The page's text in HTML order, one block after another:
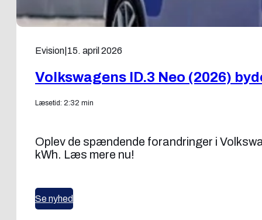
Evision 15. april 2026
Volkswagens ID.3 Neo (2026)
Læsetid: 2:32 min
Oplev de spændende forandringer i
kWh. Læs mere nu!
Se nyhed